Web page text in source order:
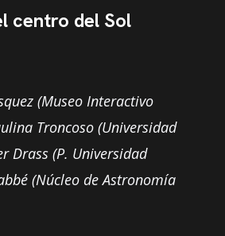
centro del Sol
(Museo Interactivo
Troncoso (Universidad
Drass (P. Universidad
(Núcleo de Astronomía